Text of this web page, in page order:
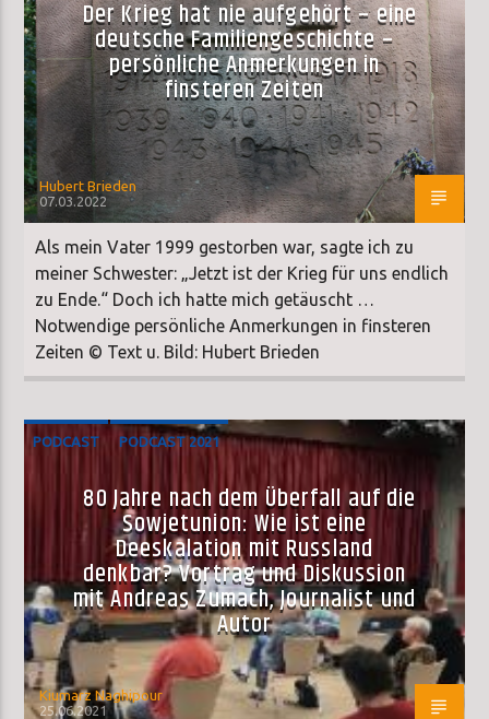
Der Krieg hat nie aufgehört – eine
deutsche Familiengeschichte –
persönliche Anmerkungen in
finsteren Zeiten
Hubert Brieden
07.03.2022
Als mein Vater 1999 gestorben war, sagte ich zu
meiner Schwester: „Jetzt ist der Krieg für uns endlich
zu Ende.“ Doch ich hatte mich getäuscht …
Notwendige persönliche Anmerkungen in finsteren
Zeiten © Text u. Bild: Hubert Brieden
PODCAST PODCAST 2021
80 Jahre nach dem Überfall auf die
Sowjetunion: Wie ist eine
Deeskalation mit Russland
denkbar? Vortrag und Diskussion
mit Andreas Zumach, Journalist und
Autor
Kiumarz Naghipour
25.06.2021